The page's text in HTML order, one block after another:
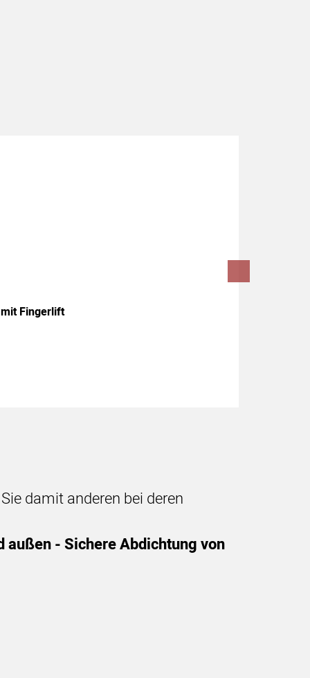
Fingerlift
damit anderen bei deren
- Sichere Abdichtung von